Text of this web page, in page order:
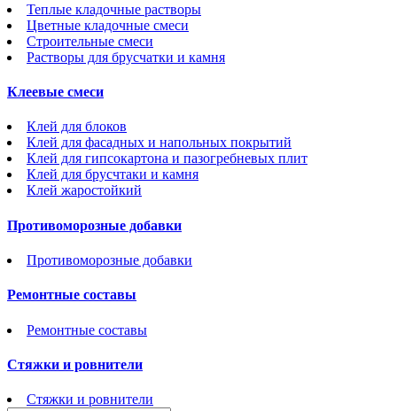
Теплые кладочные растворы
Цветные кладочные смеси
Строительные смеси
Растворы для брусчатки и камня
Клеевые смеси
Клей для блоков
Клей для фасадных и напольных покрытий
Клей для гипсокартона и пазогребневых плит
Клей для брусчтаки и камня
Клей жаростойкий
Противоморозные добавки
Противоморозные добавки
Ремонтные составы
Ремонтные составы
Стяжки и ровнители
Стяжки и ровнители